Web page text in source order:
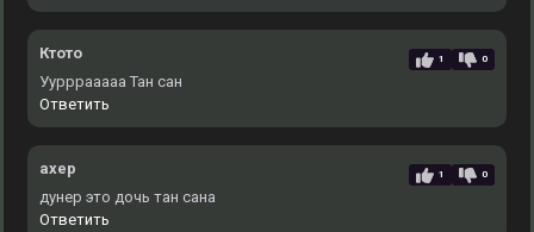
Ктото 1 0
Уурррааааа Тан сан
Ответить
ахер 1 0
дунер это дочь тан сана
Ответить